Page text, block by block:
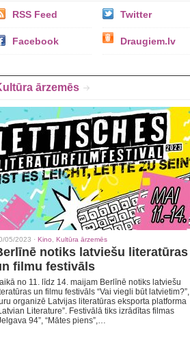
RSS Feed Twitter
Facebook Draugiem.lv
ārzemēs
05/2023 · Kino Kultūra ārzemēs
notiks latviešu literatūras
filmu festivāls
no 11. līdz 14. maijam Berlīnē notiks latviešu
un filmu festivāls “Vai viegli būt latvietim?”,
organizē Latvijas literatūras eksporta platforma
Literature”. Festivālā tiks izrādītas filmas
94”, “Mātes piens”,…